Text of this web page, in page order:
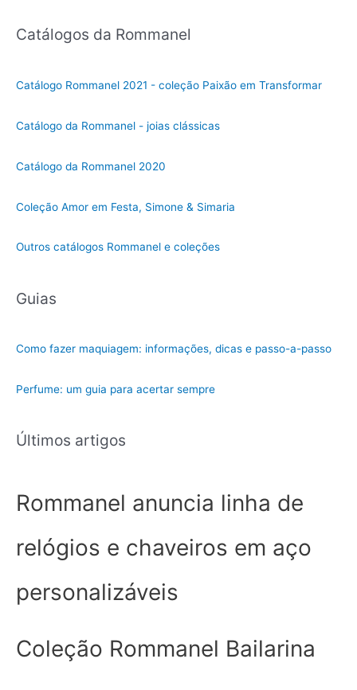
c
t
o
i
Catálogos da Rommanel
Catálogo Rommanel 2021 - coleção Paixão em Transformar
Catálogo da Rommanel - joias clássicas
Catálogo da Rommanel 2020
Coleção Amor em Festa, Simone & Simaria
Outros catálogos Rommanel e coleções
Guias
Como fazer maquiagem: informações, dicas e passo-a-passo
Perfume: um guia para acertar sempre
Últimos artigos
Rommanel anuncia linha de
relógios e chaveiros em aço
personalizáveis
Coleção Rommanel Bailarina